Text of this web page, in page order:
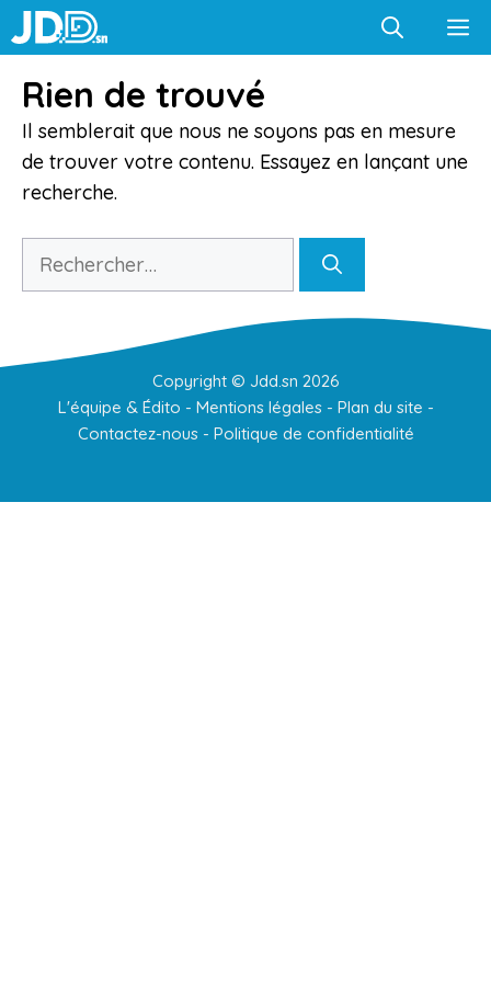
Aller
au
Rien de trouvé
Il semblerait que nous ne soyons pas en mesure
de trouver votre contenu. Essayez en lançant une
recherche.
Rechercher :
Copyright © Jdd.sn 2026
L'équipe & Édito - Mentions légales- Plan du site -
Contactez-nous- Politique de confidentialité